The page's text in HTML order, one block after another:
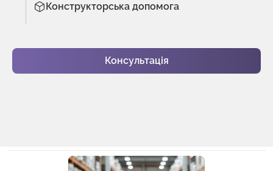
Конструкторська допомога
Консультація